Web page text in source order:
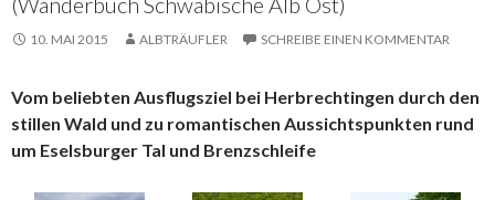
10. MAI 2015 ALBTRÄUFLER SCHREIBE EINEN KOMMENTAR
Vom beliebten Ausflugsziel bei Herbrechtingen durch den
stillen Wald und zu romantischen Aussichtspunkten rund
um Eselsburger Tal und Brenzschleife